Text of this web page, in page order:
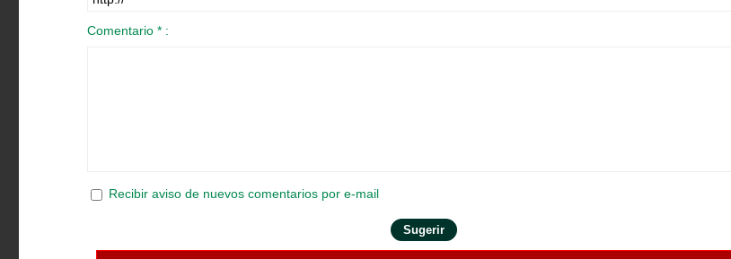
Comentario * :
Recibir aviso de nuevos comentarios por e-mail